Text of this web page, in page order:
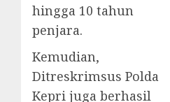
hingga 10 tahun
penjara.
Kemudian,
Ditreskrimsus Polda
Kepri juga berhasil